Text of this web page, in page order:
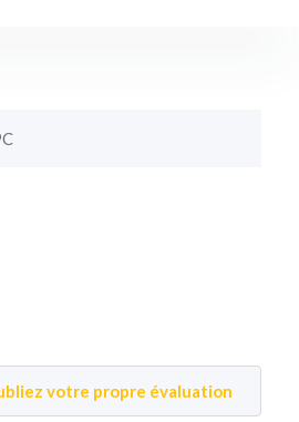
votre propre évaluation